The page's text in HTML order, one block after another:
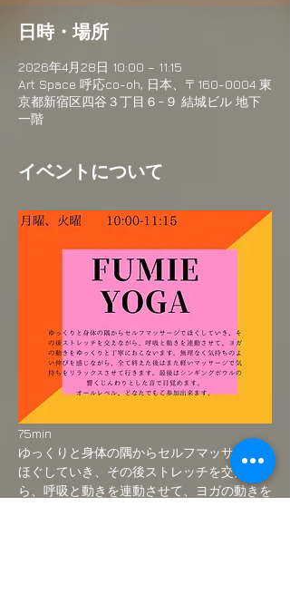
日時・場所
2026年4月28日 10:00 – 11:15
Art Space 呼応co-oh, 日本、〒160-0004 東
京都新宿区四谷３丁目６−９ 結城ビル 地下
一階
イベントについて
75min
ゆっくりと身体の隅からセルフマッサージで
ほぐしていき、その後ストレッチを交えなが
ら、呼吸と動きを連動させて、ヨガの動きを